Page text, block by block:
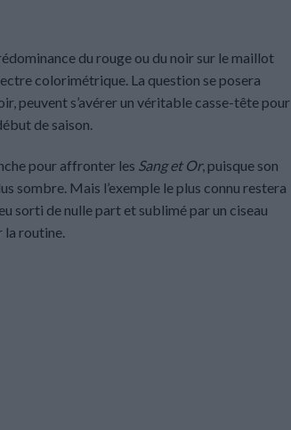
du rouge ou du noir sur le maillot
colorimétrique. La question se posera
peuvent s’avérer un véritable casse-tête pour
de saison.
pour affronter les Sang et Or, puisque son
sombre. Mais l’exemple le plus connu restera
sorti de nulle part et sublimé par un ciseau
la routine.